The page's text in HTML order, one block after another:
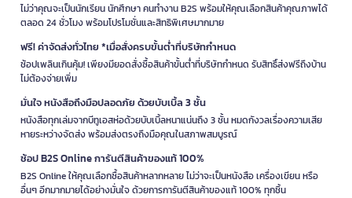
ไม่ว่าคุณจะเป็นนักเรียน นักศึกษา คนทำงาน B2S พร้อมให้คุณเลือกสินค้าคุณภาพได้
ตลอด 24 ชั่วโมง พร้อมโปรโมชั่นและสิทธิพิเศษมากมาย
ฟรี! ค่าจัดส่งทั่วไทย *เมื่อสั่งครบขั้นต่ำที่บริษัทกำหนด
ช้อปเพลินเกินคุ้ม! เพียงมียอดสั่งซื้อสินค้าขั้นต่ำที่บริษัทกำหนด รับสิทธิ์ส่งฟรีถึงบ้าน
ไม่ต้องจ่ายเพิ่ม
มั่นใจ หนังสือถึงมือปลอดภัย ด้วยบับเบิ้ล 3 ชั้น
หนังสือทุกเล่มจากบีทูเอสห่อด้วยบับเบิ้ลหนาแน่นถึง 3 ชั้น หมดกังวลเรื่องความเสีย
หายระหว่างจัดส่ง พร้อมส่งตรงถึงมือคุณในสภาพสมบูรณ์
ช้อป B2S Online การันตีสินค้าของแท้ 100%
B2S Online ให้คุณเลือกซื้อสินค้าหลากหลาย ไม่ว่าจะเป็นหนังสือ เครื่องเขียน หรือ
อื่นๆ อีกมากมายได้อย่างมั่นใจ ด้วยการการันตีสินค้าของแท้ 100% ทุกชิ้น